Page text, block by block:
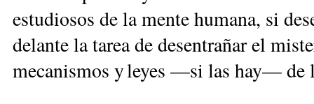
estudiosos de la mente humana, si
delante la tarea de desentrañar el
mecanismos y leyes —si las hay— de